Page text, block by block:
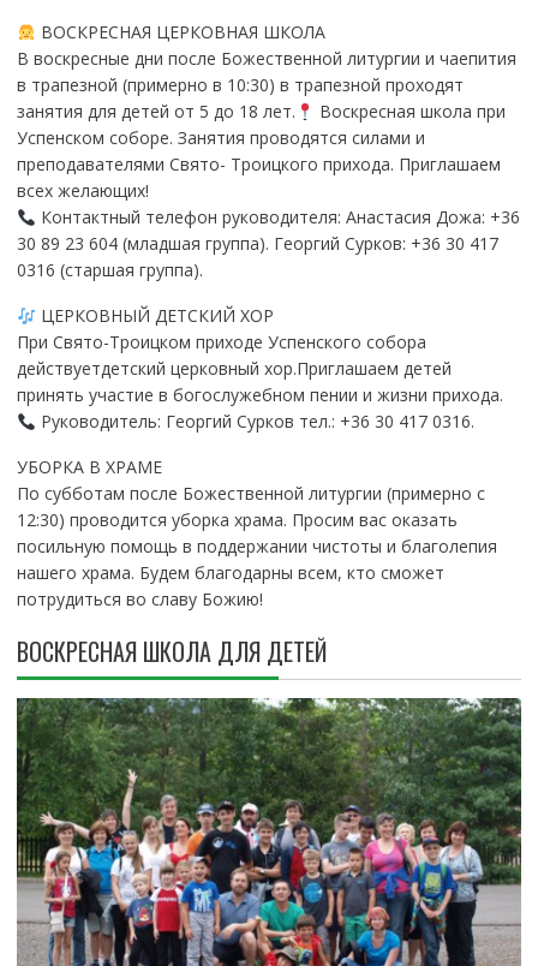
ВОСКРЕСНАЯ ЦЕРКОВНАЯ ШКОЛА
В воскресные дни после Божественной литургии и чаепития
в трапезной (примерно в 10:30) в трапезной проходят
занятия для детей от 5 до 18 лет.
Воскресная школа при
Успенском соборе. Занятия проводятся силами и
преподавателями Свято- Троицкого прихода. Приглашаем
всех желающих!
Контактный телефон руководителя: Анастасия Дожа: +36
30 89 23 604 (младшая группа). Георгий Сурков: +36 30 417
0316 (старшая группа).
ЦЕРКОВНЫЙ ДЕТСКИЙ ХОР
При Свято-Троицком приходе Успенского собора
действуетдетский церковный хор.Приглашаем детей
принять участие в богослужебном пении и жизни прихода.
Руководитель: Георгий Сурков тел.: +36 30 417 0316.
УБОРКА В ХРАМЕ
По субботам после Божественной литургии (примерно с
12:30) проводится уборка храма. Просим вас оказать
посильную помощь в поддержании чистоты и благолепия
нашего храма. Будем благодарны всем, кто сможет
потрудиться во славу Божию!
ВОСКРЕСНАЯ ШКОЛА ДЛЯ ДЕТЕЙ